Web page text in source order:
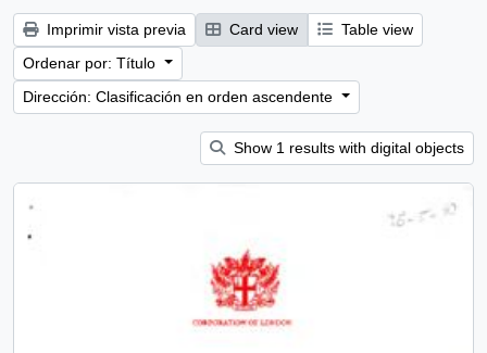
Imprimir vista previa Card view
Table view
Ordenar por: Título
Dirección: Clasificación en orden ascendente
Show 1 results with digital objects